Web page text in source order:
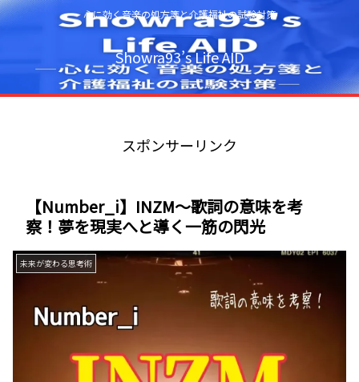
心に効く音楽の処方箋と介護福祉の試験対策
Showra93’s Life AID
スポンサーリンク
【Number_i】INZM～歌詞の意味を考
察！夢を現実へと導く一筋の閃光
未来が変わる思考術